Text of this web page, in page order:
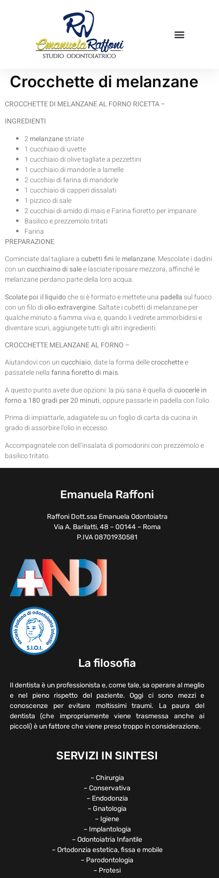
Crocchette di melanzane
CROCCHETTE DI MELANZANE AL FORNO RICETTA –
INGREDIENTI
2 melanzanestriate
1 cucchiaio di uvette
1 cucchiaio di olive tagliate a pezzettini
1 cucchiaio di mandorle a lamelle
2 cucchiai di farina di mandorle
1 cucchiaio di capperi dissalati
1 pizzico di sale
2 cucchiai di amido di mais e Farina fioretto per impanare
Basilico e prezzemolo tritati
Farina
PREPARAZIONE
Cominciate dal tagliare acubettifini lemelanzane. Mescolate i dadini
con uncucchiaino di salee lasciate riposare mezzora, affinché le
melanzane perdano parte della loro acqua.
Scolate poi il liquidoche si è formato e mettete una padella sul fuoco
con un filo diolio extravergine. Saltate i cubetti di melanzane per
qualche minuto a fiamma viva e, quando li vedrete ammorbidirsi e
diventare scuri, aggiungete tutti gli altri ingredienti.
CROCCHETTE MELANZANE AL FORNO –
Aiutandovi con uncucchiaio, date la forma dellecrocchettee
passatele nellafarina fioretto di mais.
A questo punto avete due opzioni: la più sana è quella dicuocerle in
forno a 180 gradi per 20 minuti, oppure passarle in padella con l’olio.
Prima di impiattarle, adagiatele su un foglio di carta da cucina in
grado di assorbire l’olio in eccesso.
Accompagnatele con dell’insalata di pomodorini con prezzemolo e
basilico tritato.
Emanuela Raffoni
Raffoni Dott.ssa Emanuela Odontoiatra
Via A. Barilatti, 48 – 00144 – Roma
P.IVA 08701930581
La filosofia
Il dentista è un professionista e, come tale, sa operare al meglio
e nel pieno rispetto del paziente. Oggi ci sono mezzi e
conoscenze per evitare moltissimi traumi. La paura del
dentista (che impropriamente viene trasmessa anche ai
piccoli) è un fattore che viene preso troppo in considerazione.
SERVIZI IN SINTESI
– Chirurgia
– Conservativa
– Endodonzia
– Gnatologia
– Igiene
– Implantologia
– Odontoiatria Infantile
– Ortodonzia estetica, fissa e mobile
– Parodontologia
– Protesi